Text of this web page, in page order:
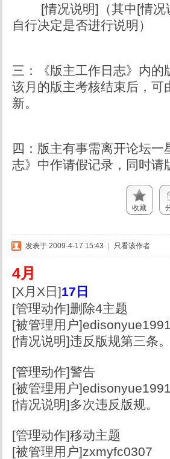
[情况说明]（其中[情况
自行决定是否进行说明）
三：《版主工作日志》内
该月的版主考核结束后，可
新。
四：版主有事需离开论坛
志》中作请假记录，同时请
收藏
发表于 2009-4-17 15:43 只看该作者
4月
[X月X日]17日
[管理动作]删除4主题
[被管理用户
[情况说明]违反版规第三条
[管理动作]警告
[被管理用户
[情况说明]多次违反版规。
[管理动作]移动主题
[被管理用户]zxmyfc0307